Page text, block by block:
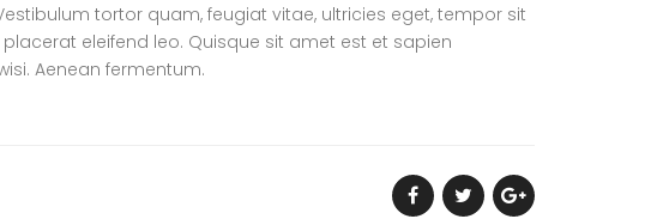
tortor quam, feugiat vitae, ultricies eget, tempor sit
eleifend leo. Quisque sit amet est et sapien
Aenean fermentum.